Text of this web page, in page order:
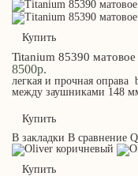
Купить
Titanium 85390 матовое
8500р.
легкая и прочная
между заушниками 148
Купить
В закладки В сравнение
Купить